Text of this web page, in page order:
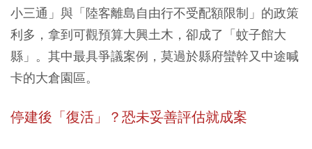
小三通」與「陸客離島自由行不受配額限制」的政策
利多，拿到可觀預算大興土木，卻成了「蚊子館大
縣」。其中最具爭議案例，莫過於縣府蠻幹又中途喊
卡的大倉園區。
停建後「復活」？恐未妥善評估就成案